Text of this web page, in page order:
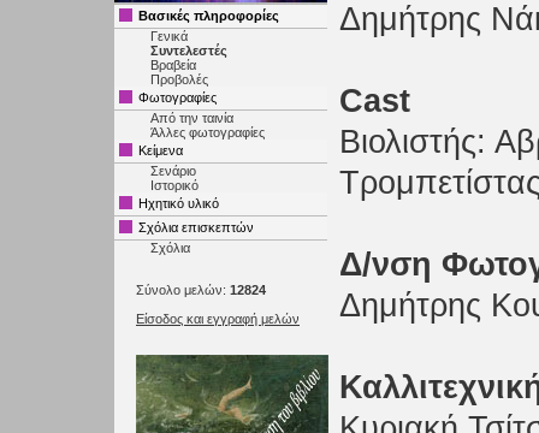
Βασικές πληροφορίες
Γενικά
Συντελεστές
Βραβεία
Προβολές
Φωτογραφίες
Από την ταινία
Άλλες φωτογραφίες
Κείμενα
Σενάριο
Ιστορικό
Ηχητικό υλικό
Σχόλια επισκεπτών
Σχόλια
Σύνολο μελών: 12824
Είσοδος και εγγραφή μελών
Δημήτρης
Cast
Βιολιστής:
Δ/νση
Δημήτρης